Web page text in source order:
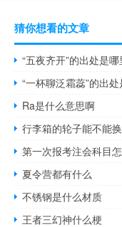
猜你想看的文章
“五夜齐开”的出处是哪
“一杯聊泛霜蕊”的出处
Ra是什么意思啊
行李箱的轮子能不能换
第一次报考注会科目
夏令营都有什么
不锈钢是什么材质
王者三幻神什么梗